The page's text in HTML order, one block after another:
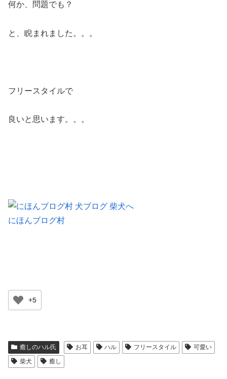
何か、問題でも？
と、睨まれました。。。
フリースタイルで
良いと思います。。。
にほんブログ村
+5
癒しのハル氏 お耳 ハル フリースタイル
可愛い
柴犬
癒し